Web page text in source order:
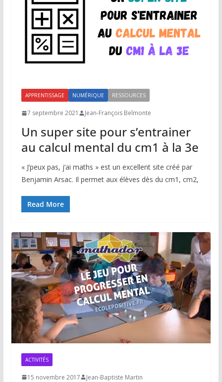
APPRENTISSAGE NUMÉRIQUE RESSOURCES
7 septembre 2021 Jean-François Belmonte
Un super site pour s’entrainer
au calcul mental du cm1 à la 3e
« J’peux pas, j’ai maths » est un excellent site créé par
Benjamin Arsac. Il permet aux élèves dès du cm1, cm2,
Read More
ACTIVITÉS
15 novembre 2017 Jean-Baptiste Martin